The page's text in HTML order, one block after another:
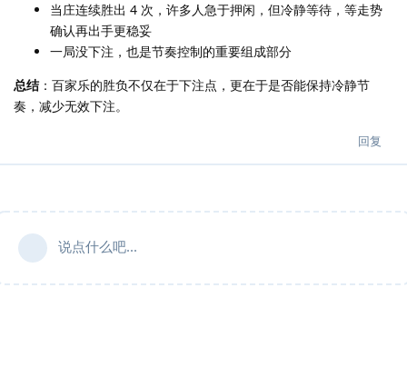
当庄连续胜出 4 次，许多人急于押闲，但冷静等待，等走势
确认再出手更稳妥
一局没下注，也是节奏控制的重要组成部分
总结 ：百家乐的胜负不仅在于下注点，更在于是否能保持冷静节
奏，减少无效下注。
回复
说点什么吧...